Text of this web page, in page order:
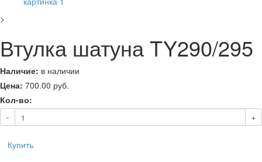
>
Втулка шатуна TY290/295
Наличие: в наличии
Цена: 700.00 руб.
Кол-во:
- +
Купить